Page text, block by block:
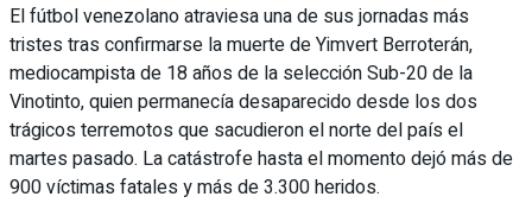
El fútbol venezolano atraviesa una de sus jornadas más
tristes tras confirmarse la muerte de Yimvert Berroterán,
mediocampista de 18 años de la selección Sub-20 de la
Vinotinto, quien permanecía desaparecido desde los dos
trágicos terremotos que sacudieron el norte del país el
martes pasado. La catástrofe hasta el momento dejó más de
900 víctimas fatales y más de 3.300 heridos.